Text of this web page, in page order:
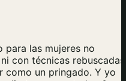
para las mujeres no
con técnicas
como un pringado. Y yo